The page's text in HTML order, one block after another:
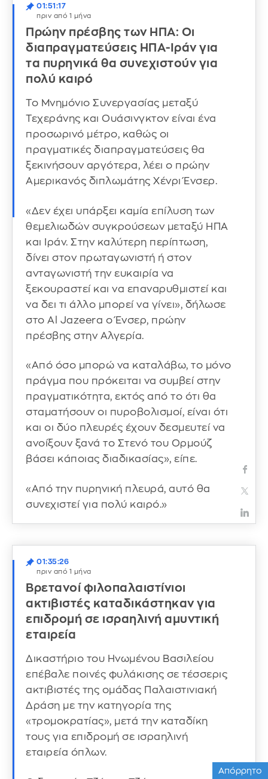
01:51:17
πριν από 1 μήνα
Πρώην πρέσβης των ΗΠΑ: Οι
διαπραγματεύσεις ΗΠΑ-Ιράν για
τα πυρηνικά θα συνεχιστούν για
πολύ καιρό
Το Μνημόνιο Συνεργασίας μεταξύ
Τεχεράνης και Ουάσινγκτον είναι ένα
προσωρινό μέτρο, καθώς οι
πραγματικές διαπραγματεύσεις θα
ξεκινήσουν αργότερα, λέει ο πρώην
Αμερικανός διπλωμάτης Χένρι Ένσερ.
«Δεν έχει υπάρξει καμία επίλυση των
θεμελιωδών συγκρούσεων μεταξύ ΗΠΑ
και Ιράν. Στην καλύτερη περίπτωση,
δίνει στον πρωταγωνιστή ή στον
ανταγωνιστή την ευκαιρία να
ξεκουραστεί και να επαναρυθμιστεί και
να δει τι άλλο μπορεί να γίνει», δήλωσε
στο Al Jazeera ο Ένσερ, πρώην
πρέσβης στην Αλγερία.
«Από όσο μπορώ να καταλάβω, το μόνο
πράγμα που πρόκειται να συμβεί στην
πραγματικότητα, εκτός από το ότι θα
σταματήσουν οι πυροβολισμοί, είναι ότι
και οι δύο πλευρές έχουν δεσμευτεί να
ανοίξουν ξανά το Στενό του Ορμούζ
βάσει κάποιας διαδικασίας», είπε.
«Από την πυρηνική πλευρά, αυτό θα
συνεχιστεί για πολύ καιρό.»
01:35:26
πριν από 1 μήνα
Βρετανοί φιλοπαλαιστίνιοι
ακτιβιστές καταδικάστηκαν για
επιδρομή σε ισραηλινή αμυντική
εταιρεία
Δικαστήριο του Ηνωμένου Βασιλείου
επέβαλε ποινές φυλάκισης σε τέσσερις
ακτιβιστές της ομάδας Παλαιστινιακή
Δράση με την κατηγορία της
«τρομοκρατίας», μετά την καταδίκη
τους για επιδρομή σε ισραηλινή
εταιρεία όπλων.
Απόρρητο